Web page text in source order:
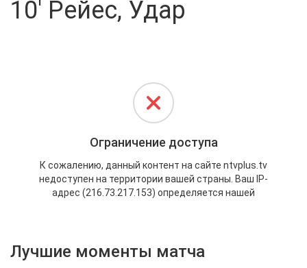
10' Рейес, Удар
Лучшие моменты матча